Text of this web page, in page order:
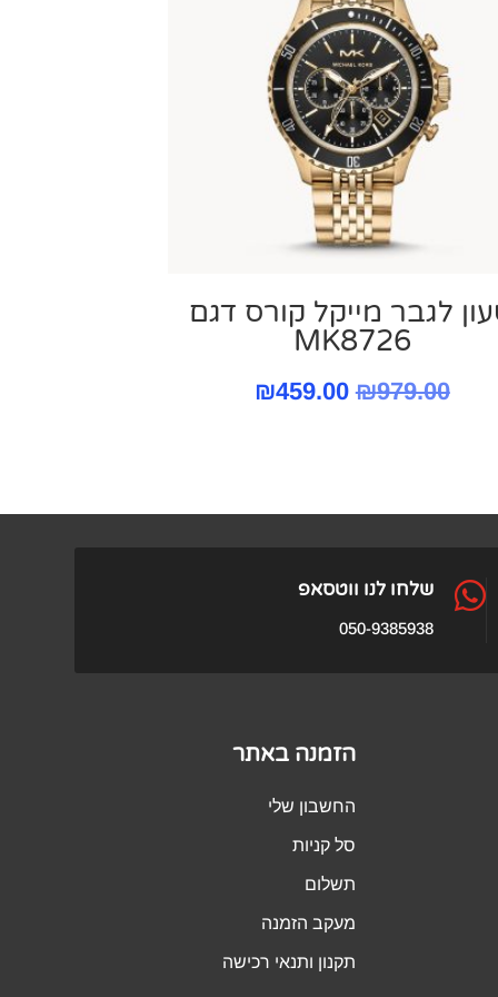
לגבר מייקל קורס ‏דגם
MK8726
₪979.00
המחיר
₪979.00.
₪459.00
₪459.00.
 שלחו לנו ווטסאפ
050-9385938
הזמנה באתר
החשבון שלי
סל קניות
תשלום
מעקב הזמנה
תקנון ותנאי רכישה